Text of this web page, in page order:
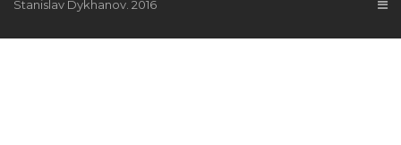
Stanislav Dykhanov. 2016